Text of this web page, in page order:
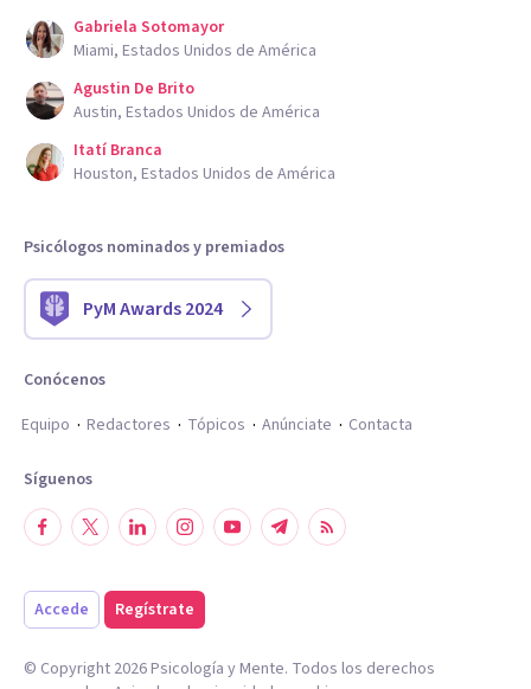
Gabriela Sotomayor
Miami, Estados Unidos de América
Agustin De Brito
Austin, Estados Unidos de América
Itatí Branca
Houston, Estados Unidos de América
Psicólogos nominados y premiados
PyM Awards 2024
Conócenos
Equipo
Redactores Tópicos Anúnciate Contacta
Síguenos
Accede Regístrate
© Copyright 2026Psicología y Mente. Todos los derechos